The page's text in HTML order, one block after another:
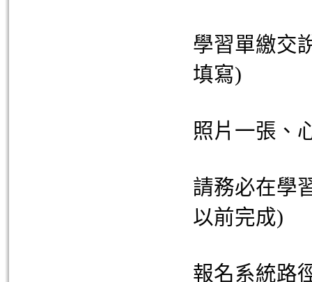
學習單繳交
填寫)
照片一張、
請務必在學
以前完成)
報名系統路